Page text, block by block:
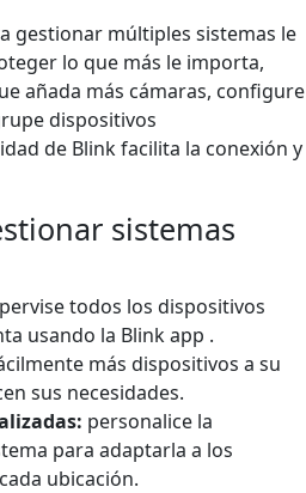
gestionar múltiples sistemas le
lo que más le importa,
añada más cámaras, configure
dispositivos
de Blink facilita la conexión y
sistemas
todos los dispositivos
usando la Blink app .
más dispositivos a su
sus necesidades.
personalice la
para adaptarla a los
ubicación.